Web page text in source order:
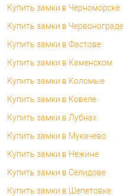
Купить замки в Черноморске
Купить замки в Червонограде
Купить замки в Фастове
Купить замки в Каменском
Купить замки в Коломые
Купить замки в Ковеле
Купить замки в Лубнах
Купить замки в Мукачево
Купить замки в Нежине
Купить замки в Селидове
Купить замки в Шепетовке